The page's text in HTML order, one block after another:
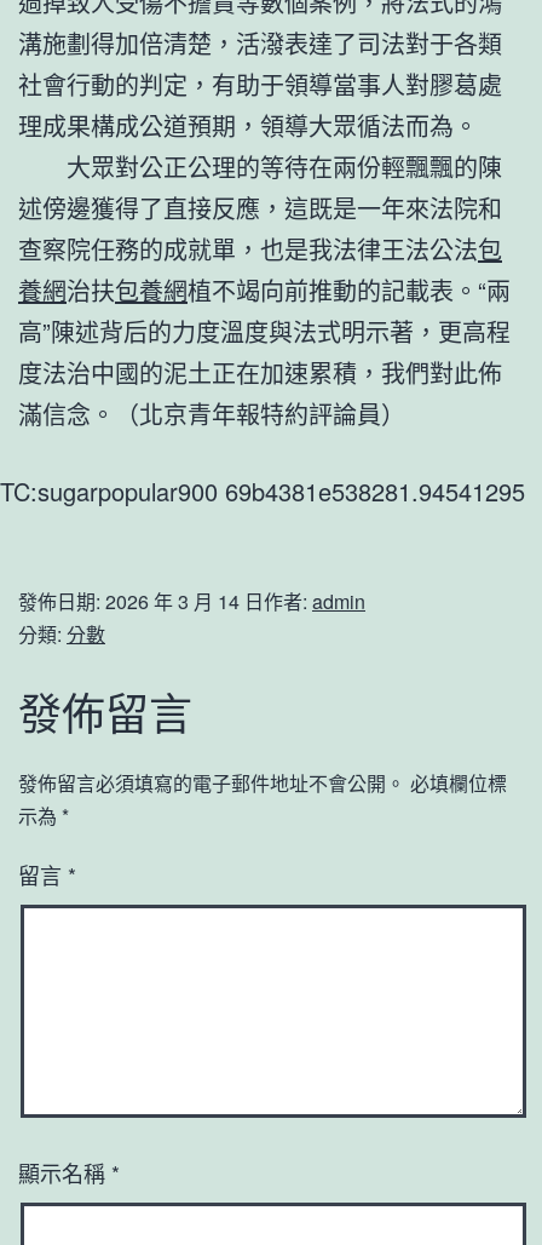
溝施劃得加倍清楚，活潑表達了司法對于各類
社會行動的判定，有助于領導當事人對膠葛處
理成果構成公道預期，領導大眾循法而為。
大眾對公正公理的等待在兩份輕飄飄的陳
述傍邊獲得了直接反應，這既是一年來法院和
查察院任務的成就單，也是我法律王法公法包
養網治扶包養網植不竭向前推動的記載表。“兩
高”陳述背后的力度溫度與法式明示著，更高程
度法治中國的泥土正在加速累積，我們對此佈
滿信念。（北京青年報特約評論員）
TC:sugarpopular900 69b4381e538281.94541295
發佈日期: 2026 年 3 月 14 日作者: admin
分類: 分數
發佈留言
發佈留言必須填寫的電子郵件地址不會公開。 必填欄位標
示為 *
留言 *
顯示名稱 *